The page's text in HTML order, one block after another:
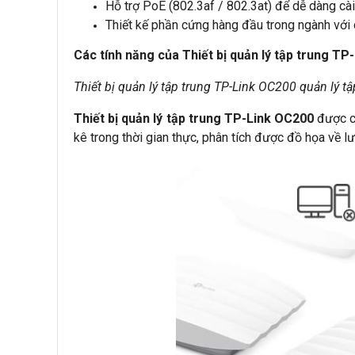
Hỗ trợ PoE (802.3af / 802.3at) để dễ dàng
Thiết kế phần cứng hàng đầu trong ngành
Các tính năng của Thiết bị quản lý tập trung
Thiết bị quản lý tập trung TP-Link OC200 quản lý
Thiết bị quản lý tập trung TP-Link OC200 được
kê trong thời gian thực, phân tích được đồ họa về